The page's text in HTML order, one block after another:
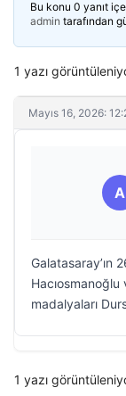
Bu konu 0 yanıt
admin tarafından
1 yazı
Mayıs 16, 2026:
A
Galatasaray’ın
madalyaları
1 yazı